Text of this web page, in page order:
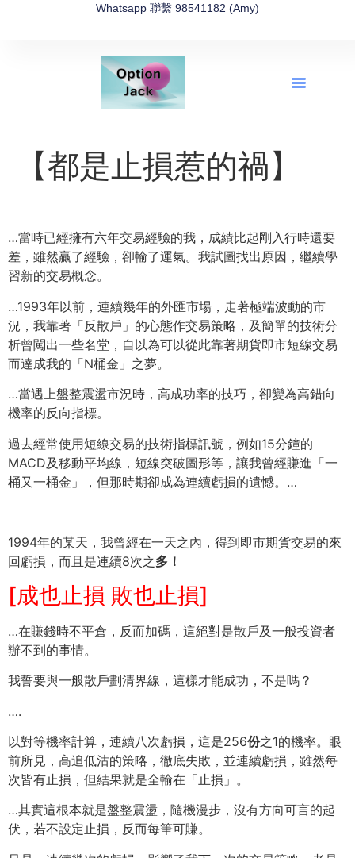
Whatsapp 聯繫 98541182 (Amy)
【都是止損惹的禍】
…當時已經擁有六年交易經驗的我，成績比起剛入行時還要
差，雖然贏了經驗，卻輸了運氣。我試圖找出原因，繼續學
習新的交易概念。
…1993年以前，連續幾年的外匯市場，走著極端波動的市
況，我靠著「反散戶」的心態作交易策略，及簡單的技術分
析曾闖出一些名堂，自以為可以從此靠著期貨即市短線交易
而達成我的「N桶金」之夢。
…當遇上盤整震盪市況時，高成功率的技巧，卻變為高錯向
機率的反向指標。
過去經常使用短線交易的技術指標訊號，例如15分鐘的
MACD及移動平均線，短線突破圖形等，讓我曾經賺進「一
桶又一桶金」，但那時期卻成為連續虧損的遺憾。…
1994年的某天，我曾經在一天之內，得到即市期貨交易的來
回虧損，而且是連續8次之多！
[成也止損 敗也止損]
…在賺錢時不平倉，反而加碼，這絕對是散戶及一般投資者
辦不到的事情。
我誓要與一般散戶劃清界線，這樣才能成功，不是嗎？
….
以對等機率計算，連續八次虧損，這是256份之1的機率。眼
前所見，高追低沽的策略，徹底失敗，並連續虧損，雖然每
次皆有止損，但結果就是全輸在「止損」。
…其實這根本就是盤整震盪，隨機漫步，沒有方向可言的起
伏，若不設定止損，反而每筆可賺。